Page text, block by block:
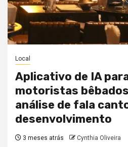
Local
Aplicativo de IA
motoristas
análise de fala
desenvolvimento
3 meses atrás Cynthia Oliveira